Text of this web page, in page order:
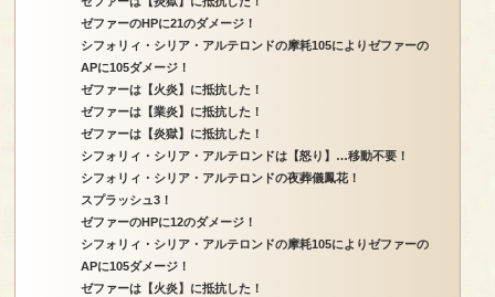
ゼファーのHPに21のダメージ！
シフォリィ・シリア・アルテロンドの摩耗105によりゼファーの
APに105ダメージ！
ゼファーは【火炎】に抵抗した！
ゼファーは【業炎】に抵抗した！
ゼファーは【炎獄】に抵抗した！
シフォリィ・シリア・アルテロンドは【怒り】…移動不要！
シフォリィ・シリア・アルテロンドの夜葬儀鳳花！
スプラッシュ3！
ゼファーのHPに12のダメージ！
シフォリィ・シリア・アルテロンドの摩耗105によりゼファーの
APに105ダメージ！
ゼファーは【火炎】に抵抗した！